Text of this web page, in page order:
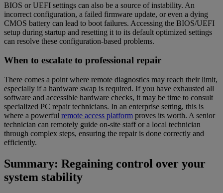
BIOS or UEFI settings can also be a source of instability. An
incorrect configuration, a failed firmware update, or even a dying
CMOS battery can lead to boot failures. Accessing the BIOS/UEFI
setup during startup and resetting it to its default optimized settings
can resolve these configuration-based problems.
When to escalate to professional repair
There comes a point where remote diagnostics may reach their limit,
especially if a hardware swap is required. If you have exhausted all
software and accessible hardware checks, it may be time to consult
specialized PC repair technicians. In an enterprise setting, this is
where a powerful remote access platform proves its worth. A senior
technician can remotely guide on-site staff or a local technician
through complex steps, ensuring the repair is done correctly and
efficiently.
Summary: Regaining control over your
system stability